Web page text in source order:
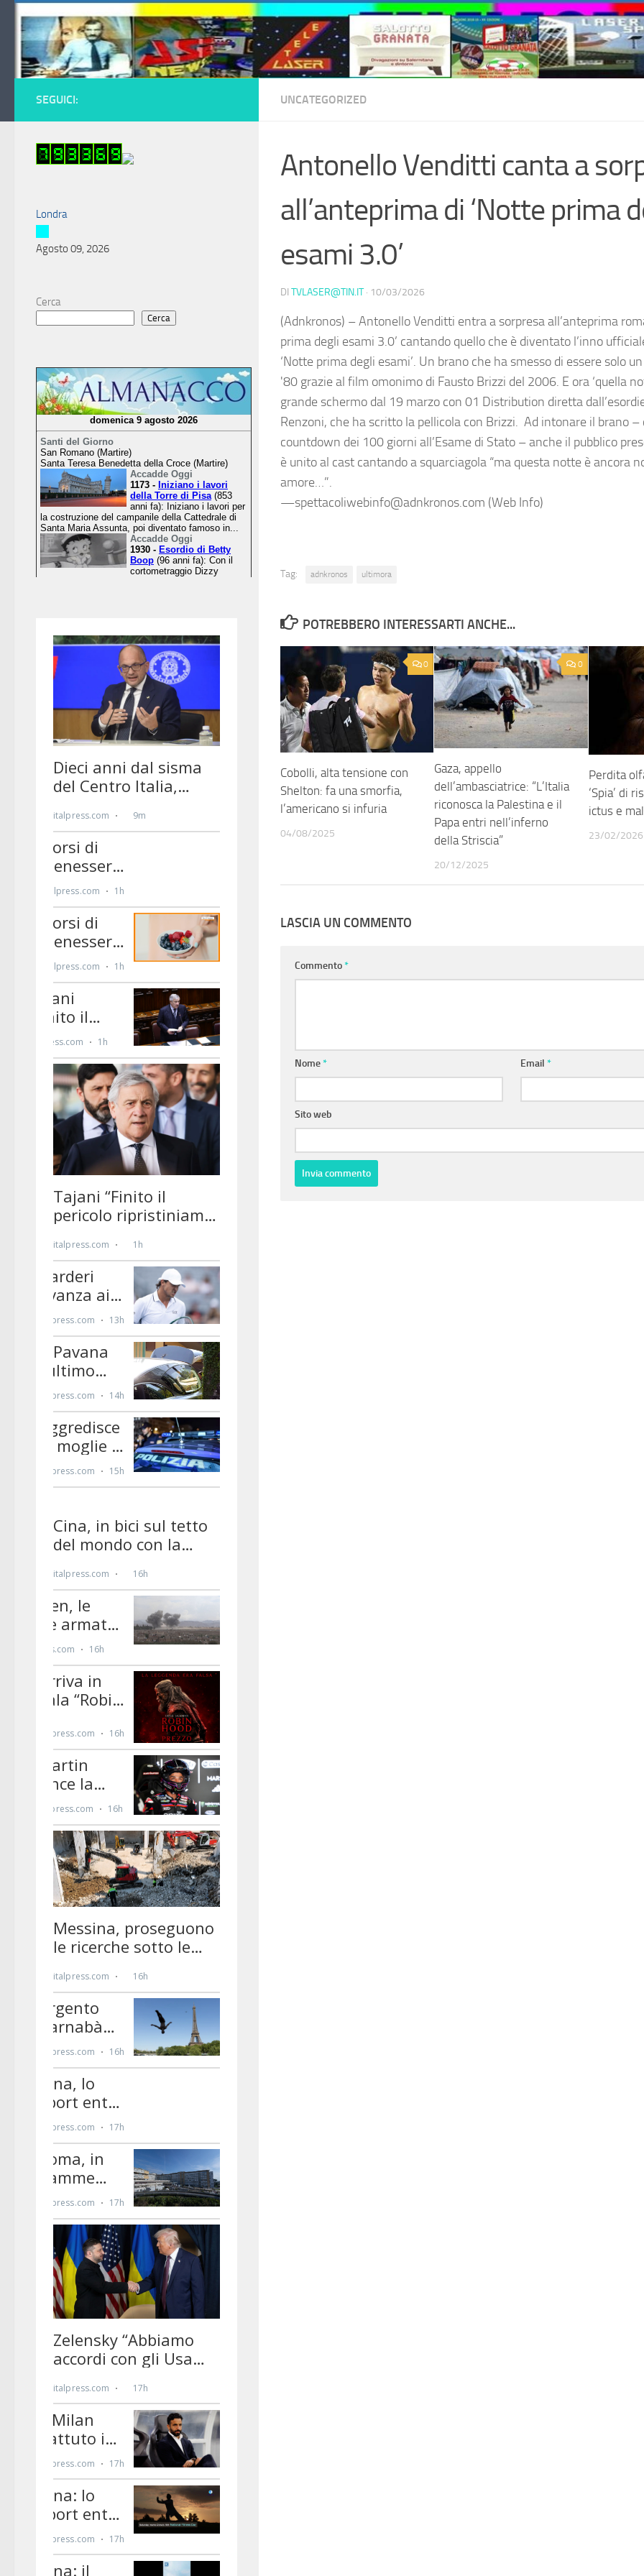
Salta al contenuto
UNCATEGORIZED
Antonello Venditti canta a
all’anteprima di ‘Notte prima
esami 3.0’
DI TVLASER@TIN.IT · 10/03/2026
(Adnkronos) – Antonello Venditti entra a sorpresa all’anteprima
prima degli esami 3.0’ cantando quello che è diventato l’inno
‘Notte prima degli esami’. Un brano che ha smesso di essere solo
'80 grazie al film omonimo di Fausto Brizzi del 2006. E ora ‘quella
grande schermo dal 19 marzo con 01 Distribution diretta
Renzoni, che ha scritto la pellicola con Brizzi. Ad intonare il brano –
countdown dei 100 giorni all’Esame di Stato – anche il pubblico
è unito al cast cantando a squarciagola “ma questa notte è ancora
amore…”.
—spettacoliwebinfo@adnkronos.com (Web Info)
Tag: adnkronos ultimora
POTREBBERO INTERESSARTI ANCHE...
0
Cobolli, alta tensione con
Shelton: fa una smorfia,
l’americano si infuria
04/08/2025
0
Gaza, appello
dell’ambasciatrice: “L’Italia
riconosca la Palestina e il
Papa entri nell’inferno
della Striscia”
20/12/2025
Perdita
‘Spia’ di
ictus e
23/02/2026
LASCIA UN COMMENTO
Commento*
Nome* Email*
Sito web
SEGUICI:
Londra
Agosto 09, 2026
Cerca
Cerca